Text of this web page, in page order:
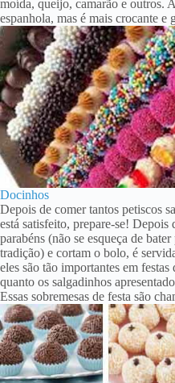
moída, queijo, camarão e outros.
espanhola, mas é mais crocante e
Docinhos
Depois de comer tantos petiscos
está satisfeito, prepare-se! Depois
parabéns (não se esqueça de
tradição) e cortam o bolo, é
eles são tão importantes em
quanto os salgadinhos
Essas sobremesas de festa são